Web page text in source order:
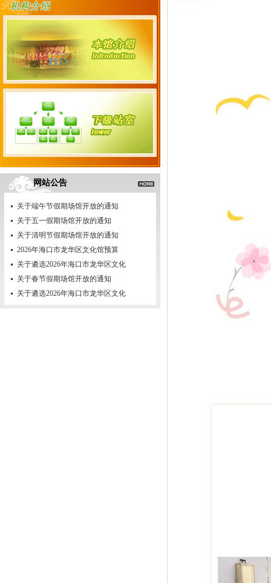
网站公告
关于端午节假期场馆开放的通知
关于五一假期场馆开放的通知
关于清明节假期场馆开放的通知
2026年海口市龙华区文化馆预算
关于遴选2026年海口市龙华区文化
关于春节假期场馆开放的通知
关于遴选2026年海口市龙华区文化